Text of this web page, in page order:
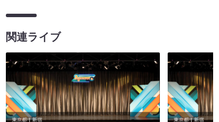
関連ライブ